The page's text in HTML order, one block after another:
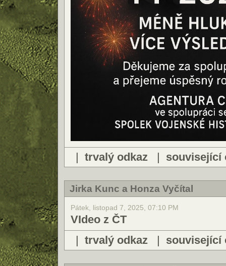
| trvalý odkaz | související
Jirka Kunc a Honza Vyčítal
Pátek, listopad 7, 2025, 07:10 PM
VIdeo z ČT
| trvalý odkaz | související